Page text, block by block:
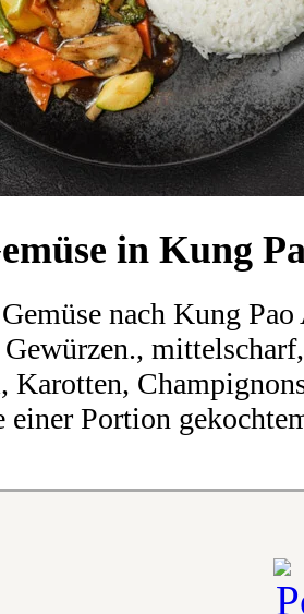
in Kung
nach Kung
Karotten,
einer Portion